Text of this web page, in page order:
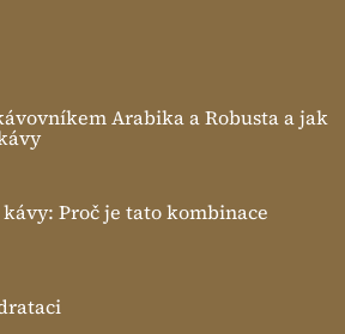
Arabika a Robusta a jak
Proč je tato kombinace